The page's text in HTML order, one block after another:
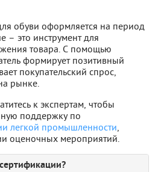
обуви оформляется на период
– это инструмент для
товара. С помощью
формирует позитивный
покупательский спрос,
рынке.
к экспертам, чтобы
поддержку по
легкой промышленности,
оценочных мероприятий.